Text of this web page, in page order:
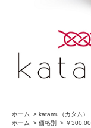
ホーム > katamu（カタム）
ホーム
> 価格別 > ￥